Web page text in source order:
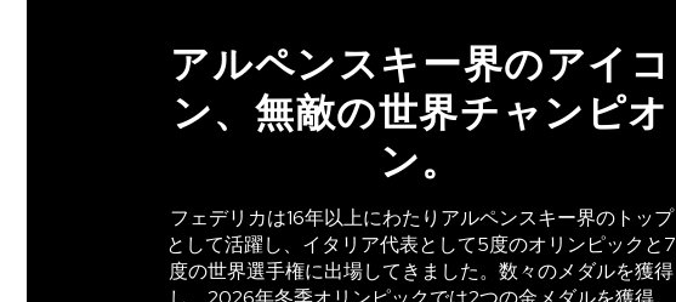
アルペンスキー界のアイコ
ン、無敵の世界チャンピオ
ン。
フェデリカは16年以上にわたりアルペンスキー界のトップ
として活躍し、イタリア代表として5度のオリンピックと7
度の世界選手権に出場してきました。数々のメダルを獲得